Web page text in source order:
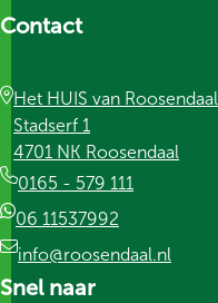
Contact
Het HUIS van Roosendaal
Stadserf 1
4701 NK Roosendaal
0165 - 579 111
06 11537992
info@roosendaal.nl
Snel naar